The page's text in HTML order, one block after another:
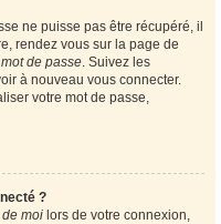
ne puisse pas être récupéré, il
rendez vous sur la page de
de passe. Suivez les
à nouveau vous connecter.
votre mot de passe,
?
moi lors de votre connexion,